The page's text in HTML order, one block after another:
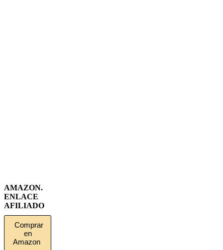
AMAZON.
ENLACE
AFILIADO
Comprar
en
Amazon